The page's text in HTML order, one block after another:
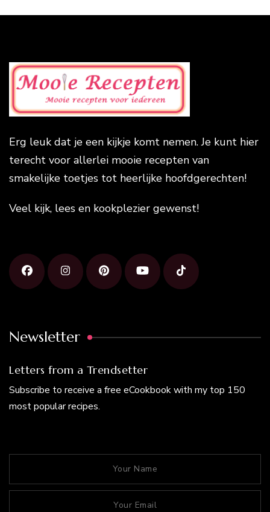
Erg leuk dat je een kijkje komt nemen. Je kunt hier
terecht voor allerlei mooie recepten van
smakelijke toetjes tot heerlijke hoofdgerechten!
Veel kijk, lees en kookplezier gewenst!
Newsletter
Letters from a Trendsetter
Subscribe to receive a free eCookbook with my top 150
most popular recipes.